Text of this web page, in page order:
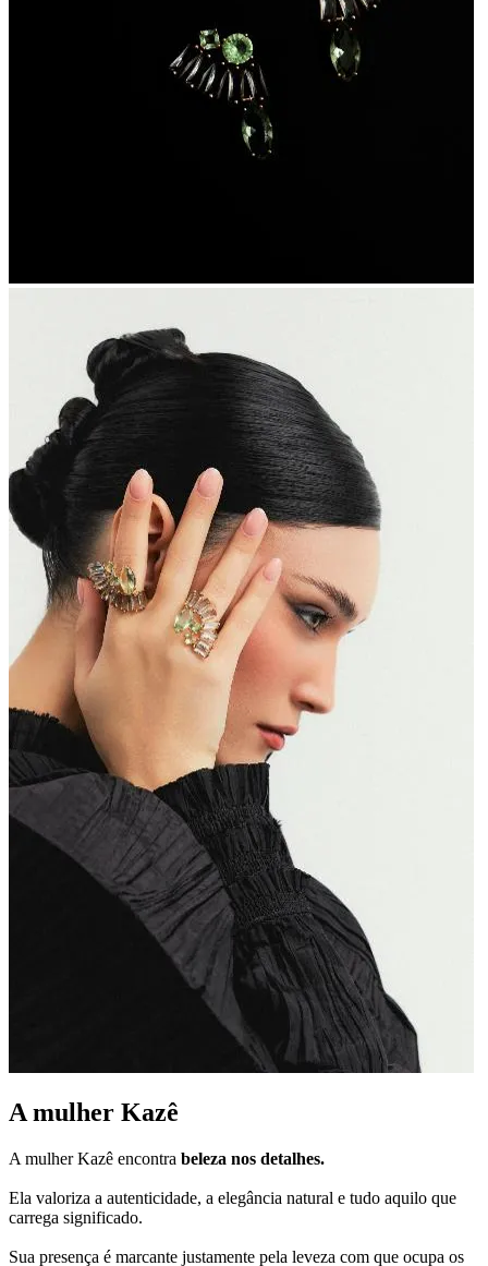
A mulher Kazê
A mulher Kazê encontra beleza nos detalhes.
Ela valoriza a autenticidade, a elegância natural e tudo aquilo que
carrega significado.
Sua presença é marcante justamente pela leveza com que ocupa os